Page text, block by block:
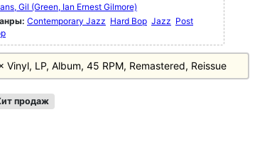
Gil (Green, Ian Ernest Gilmore)
Contemporary Jazz Hard Bop Jazz Post
Vinyl, LP, Album, 45 RPM, Remastered, Reissue
продаж